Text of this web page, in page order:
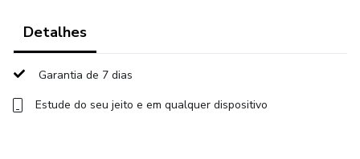
Detalhes
Garantia de 7 dias
Estude do seu jeito e em qualquer dispositivo